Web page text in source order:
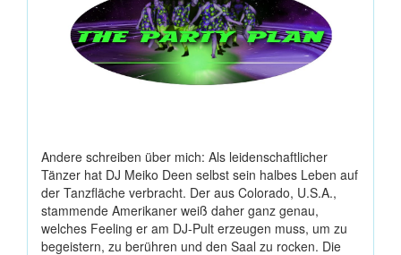
Andere schreiben über mich: Als leidenschaftlicher
Tänzer hat DJ Meiko Deen selbst sein halbes Leben auf
der Tanzfläche verbracht. Der aus Colorado, U.S.A.,
stammende Amerikaner weiß daher ganz genau,
welches Feeling er am DJ-Pult erzeugen muss, um zu
begeistern, zu berühren und den Saal zu rocken. Die